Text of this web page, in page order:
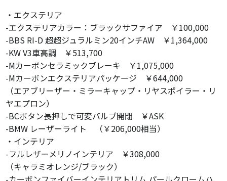
・エクステリア
-エクステリアカラー：ブラックサファイア ￥100,000
-BBS RI-D 超超ジュラルミン20インチAW ￥1,364,000
-KW V3車高調 ￥513,700
-Mカーボンセラミックブレーキ ￥1,075,000
-Mカーボンエクステリアパッケージ ￥644,000
（エアブリーザー・ミラーキャップ・リヤスポイラー・リ
ヤエプロン）
-BCボタン長押しで可変バルブ開閉 ￥ASK
-BMW レーザーライト （￥206,000相当）
・インテリア
-フルレザーメリノインテリア ￥308,000
（キャラミオレンジ/ブラック）